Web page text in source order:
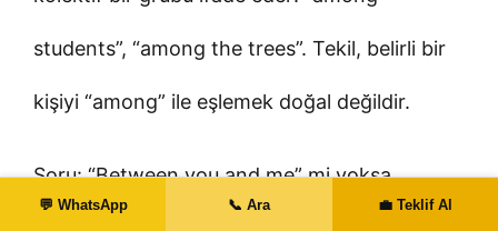
students”, “among the trees”. Tekil, belirli bir
kişiyi “among” ile eşlemek doğal değildir.
Soru: “Between you and me” mi yoksa
💬 WhatsApp 📞 Ara 💼 Teklif Al